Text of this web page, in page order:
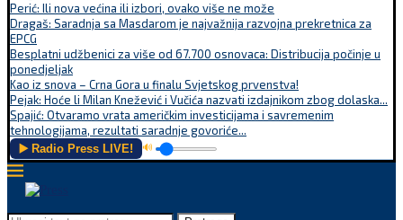
Perić: Ili nova većina ili izbori, ovako više ne može
Dragaš: Saradnja sa Masdarom je najvažnija razvojna prekretnica za
EPCG
Besplatni udžbenici za više od 67.700 osnovaca: Distribucija počinje u
ponedjeljak
Kao iz snova – Crna Gora u finalu Svjetskog prvenstva!
Pejak: Hoće li Milan Knežević i Vučića nazvati izdajnikom zbog dolaska...
Spajić: Otvaramo vrata američkim investicijama i savremenim
tehnologijama, rezultati saradnje govoriće...
▶️ Radio Press LIVE! 🔊